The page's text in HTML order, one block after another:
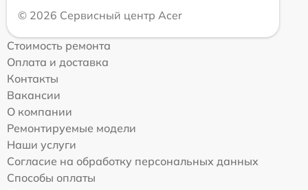
© 2026 Сервисный центр Acer
Стоимость ремонта
Оплата и доставка
Контакты
Вакансии
О компании
Ремонтируемые модели
Наши услуги
Согласие на обработку персональных данных
Способы оплаты